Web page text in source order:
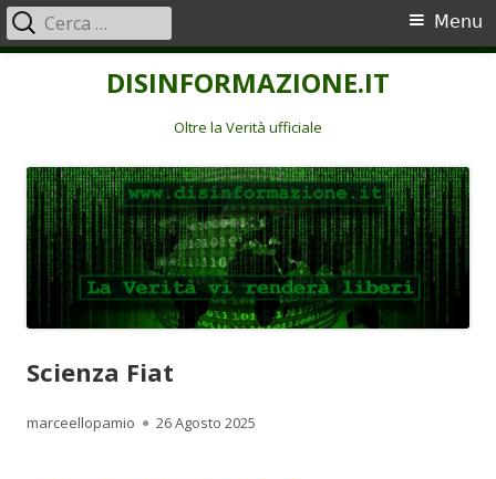
DISINFORMAZIONE.IT
Oltre la Verità ufficiale
Menu
principale
Menu
Ricerca
per:
Scienza Fiat
Autore
marceellopamio Pubblicato
26 Agosto 2025